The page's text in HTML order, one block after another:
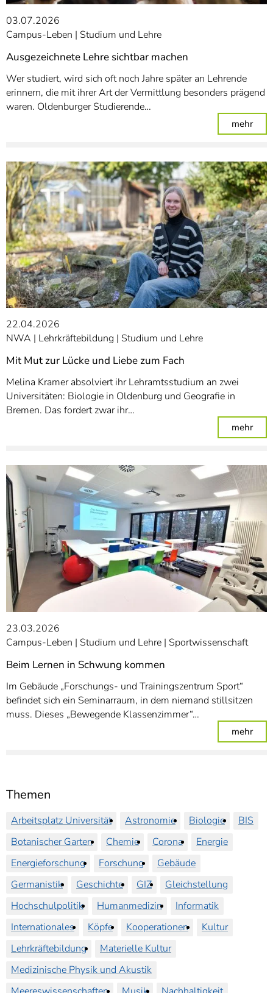
Themen
Arbeitsplatz Universität Astronomie Biologie
BIS
Botanischer Garten
Chemie Corona
Energie
Energieforschung
Forschung
Gebäude
Germanistik
Geschichte GIZ
Gleichstellung
Hochschulpolitik
Humanmedizin
Informatik
Internationales
Köpfe Kooperationen
Kultur
Lehrkräftebildung
Materielle Kultur
Medizinische Physik und Akustik
03.07.2026
Campus-Leben
Studium und Lehre
Ausgezeichnete Lehre sichtbar machen
Wer studiert, wird sich oft noch Jahre später an Lehrende
erinnern, die mit ihrer Art der Vermittlung besonders prägend
waren. Oldenburger Studierende…
mehr:
22.04.2026
NWA
Lehrkräftebildung Studium und Lehre
Mit Mut zur Lücke und Liebe zum Fach
Melina Kramer absolviert ihr Lehramtsstudium an zwei
Universitäten: Biologie in Oldenburg und Geografie in
Bremen. Das fordert zwar ihr…
mehr: Mit
23.03.2026
Campus-Leben
Studium und Lehre Sportwissenschaft
Beim Lernen in Schwung kommen
Im Gebäude „Forschungs- und Trainingszentrum Sport“
befindet sich ein Seminarraum, in dem niemand stillsitzen
muss. Dieses „Bewegende Klassenzimmer“…
mehr: